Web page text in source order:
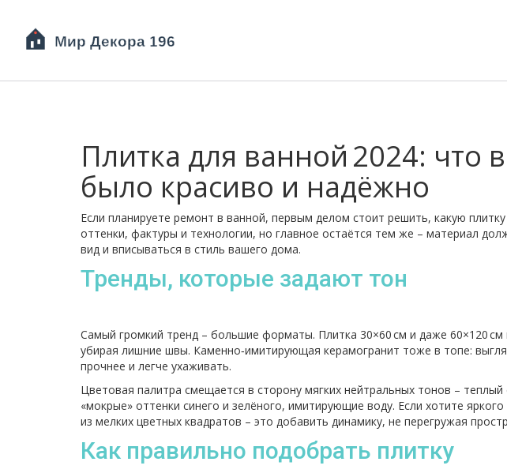
Плитка для ванной 2024: что
было красиво и надёжно
Если планируете ремонт в ванной, первым делом стоит решить, какую
оттенки, фактуры и технологии, но главное остаётся тем же – материал
вид и вписываться в стиль вашего дома.
Тренды, которые задают тон
Самый громкий тренд – большие форматы. Плитка 30×60 см и даже 60×120
убирая лишние швы. Каменно‑имитирующая керамогранит тоже в топе:
прочнее и легче ухаживать.
Цветовая палитра смещается в сторону мягких нейтральных тонов –
«мокрые» оттенки синего и зелёного, имитирующие воду. Если хотите
из мелких цветных квадратов – это добавить динамику, не перегружая
Как правильно подобрать плитку